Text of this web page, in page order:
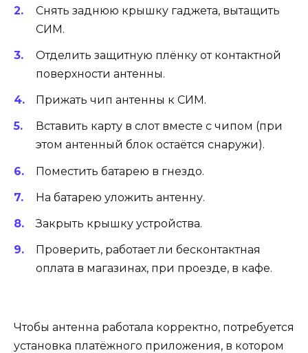
Снять заднюю крышку гаджета, вытащить
СИМ.
Отделить защитную плёнку от контактной
поверхности антенны.
Прижать чип антенны к СИМ.
Вставить карту в слот вместе с чипом (при
этом антенный блок остаётся снаружи).
Поместить батарею в гнездо.
На батарею уложить антенну.
Закрыть крышку устройства.
Проверить, работает ли бесконтактная
оплата в магазинах, при проезде, в кафе.
Чтобы антенна работала корректно, потребуется
установка платёжного приложения, в котором